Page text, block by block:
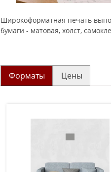
Широкоформатная печать
бумаги - матовая, холст,
Форматы Цены